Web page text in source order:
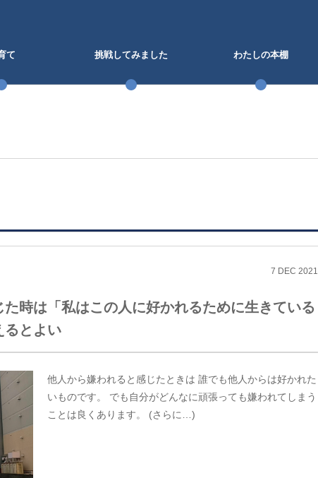
て 挑戦してみました わたしの本棚
7 DEC 2021
時は「私はこの人に好かれるために生きている
るとよい
他人から嫌われると感じたときは 誰でも他人からは好かれた
いものです。 でも自分がどんなに頑張っても嫌われてしまう
ことは良くあります。 (さらに…)